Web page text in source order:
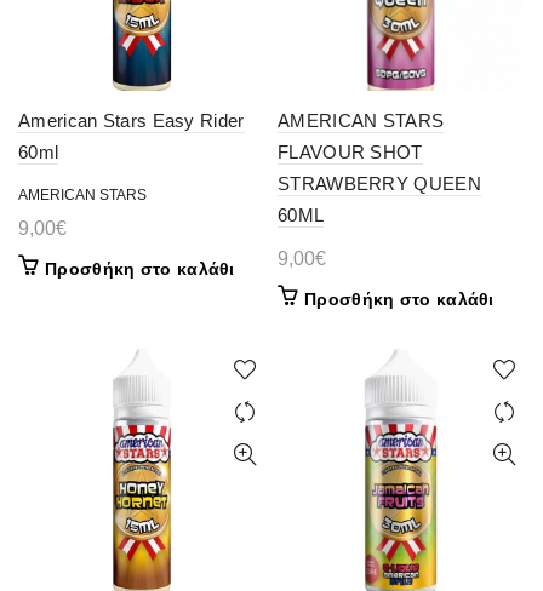
American Stars Easy Rider
60ml
AMERICAN STARS
9,00€
Προσθήκη στο καλάθι
AMERICAN STARS
FLAVOUR SHOT
STRAWBERRY QUEEN
60ML
9,00€
Προσθήκη στο καλάθι